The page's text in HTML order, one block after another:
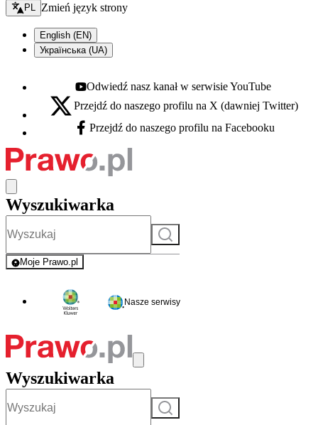
Zmień język - bieżący:
PL Zmień język strony
English (EN)
Українська (UA)
Youtube - otwiera się w nowej karcie
Odwiedź nasz kanał w serwisie YouTube
X - otwiera się w nowej karcie
Przejdź do naszego profilu na X (dawniej Twitter)
Facebook - otwiera się w nowej karcie
Przejdź do naszego profilu na Facebooku
Wyszukiwarka
Szukaj
Moje Prawo.pl
- rejestracja i logowanie do serwisu
Nasze serwisy
Wyszukiwarka
Szukaj